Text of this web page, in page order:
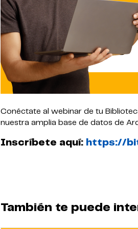
Conéctate al webinar de tu
nuestra amplia base de datos de
Inscríbete aquí: https://
También te puede